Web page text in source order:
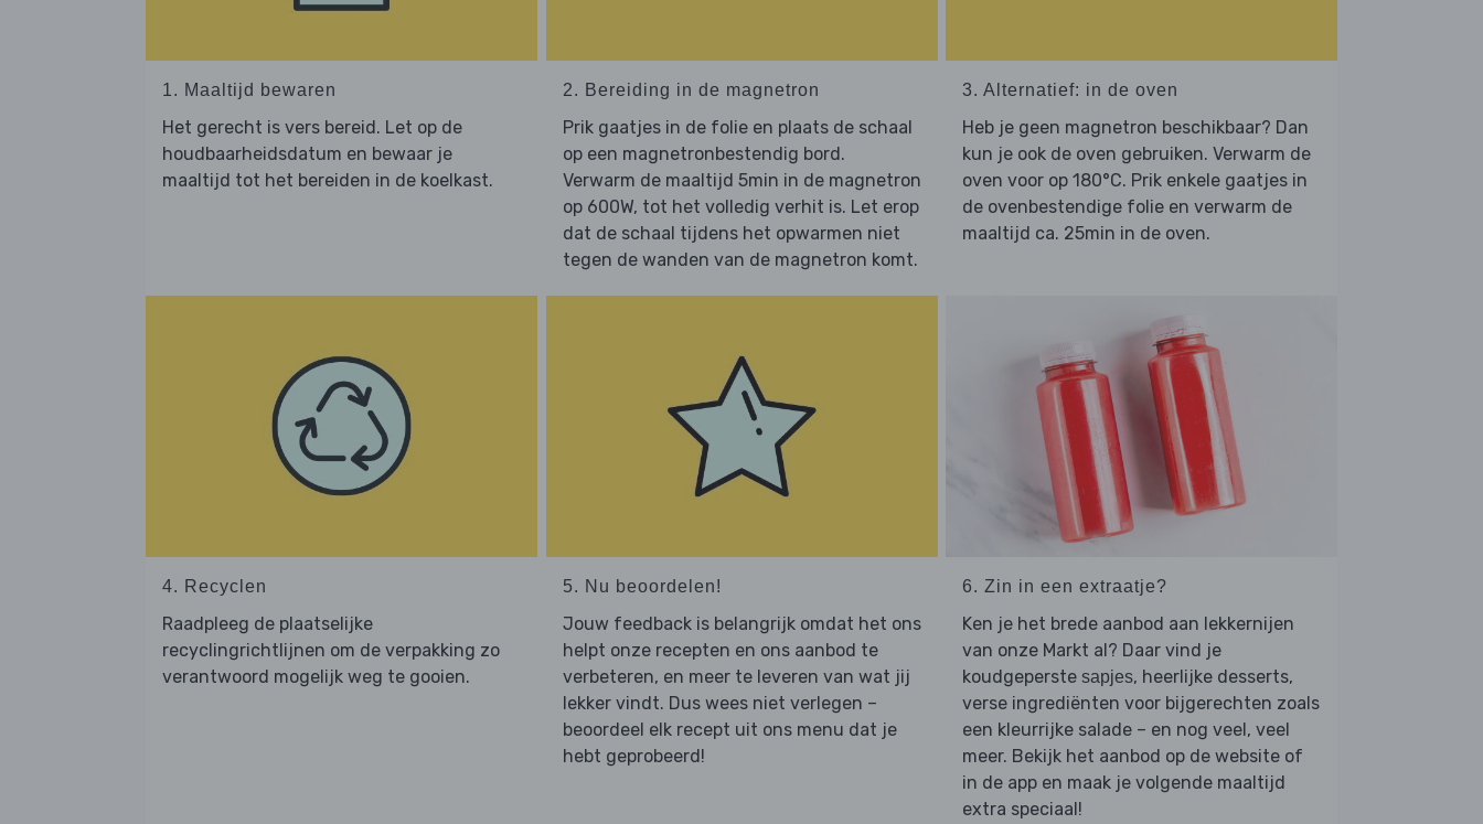
1. Maaltijd bewaren
Het gerecht is vers bereid. Let op de
houdbaarheidsdatum en bewaar je
maaltijd tot het bereiden in de koelkast.
2. Bereiding in de magnetron
Prik gaatjes in de folie en plaats de schaal
op een magnetronbestendig bord.
Verwarm de maaltijd 5min in de magnetron
op 600W, tot het volledig verhit is. Let erop
dat de schaal tijdens het opwarmen niet
tegen de wanden van de magnetron komt.
3. Alternatief: in de oven
Heb je geen magnetron beschikbaar? Dan
kun je ook de oven gebruiken. Verwarm de
oven voor op 180°C. Prik enkele gaatjes in
de ovenbestendige folie en verwarm de
maaltijd ca. 25min in de oven.
4. Recyclen
Raadpleeg de plaatselijke
recyclingrichtlijnen om de verpakking zo
verantwoord mogelijk weg te gooien.
5. Nu beoordelen!
Jouw feedback is belangrijk omdat het ons
helpt onze recepten en ons aanbod te
verbeteren, en meer te leveren van wat jij
lekker vindt. Dus wees niet verlegen –
beoordeel elk recept uit ons menu dat je
hebt geprobeerd!
6. Zin in een extraatje?
Ken je het brede aanbod aan lekkernijen
van onze Markt al? Daar vind je
koudgeperste sapjes, heerlijke desserts,
verse ingrediënten voor bijgerechten zoals
een kleurrijke salade – en nog veel, veel
meer. Bekijk het aanbod op de website of
in de app en maak je volgende maaltijd
extra speciaal!